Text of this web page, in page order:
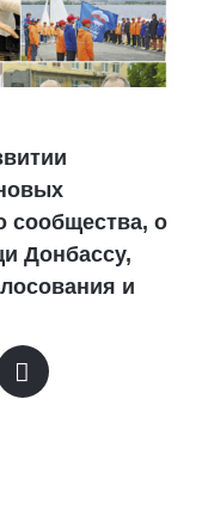
сообщества, о
Донбассу,
и